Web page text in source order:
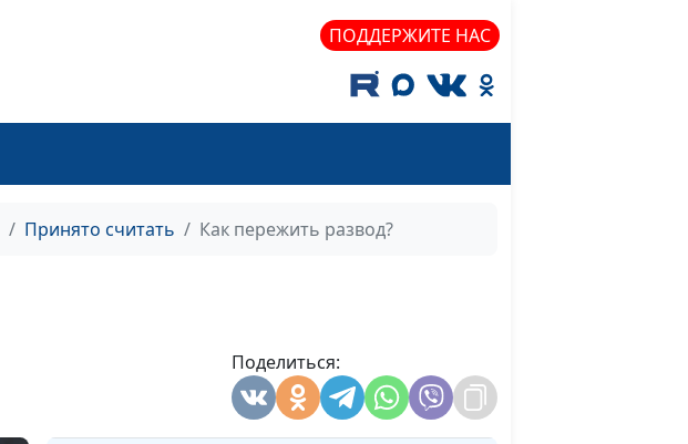
ПОДДЕРЖИТЕ НАС
Принято считать Как пережить развод?
Поделиться:
консультант
Мария Рожкова,
#301
предательства
Лидия Дмитриевна
Лидия Дмитриевна
Нейкурс, семейный
консультант